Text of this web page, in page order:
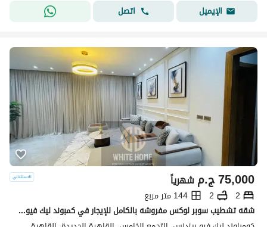
الإيميل
اتصل
ج.م75,000 شهرياً
2
2
144 متر مربع
شقه تشطيب سوبر لوكس مفروشه بالكامل للإيجار في كمبوند ليك فيو ريزيدنس في قلب القاهرة الجديدة قريب من البحيرات و المول و المطاعم و ميفيدا وسوديك فيليت .